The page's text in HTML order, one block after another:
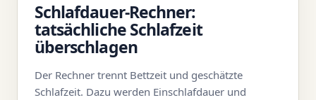
Schlafdauer-Rechner:
tatsächliche Schlafzeit
überschlagen
Der Rechner trennt Bettzeit und geschätzte
Schlafzeit. Dazu werden Einschlafdauer und